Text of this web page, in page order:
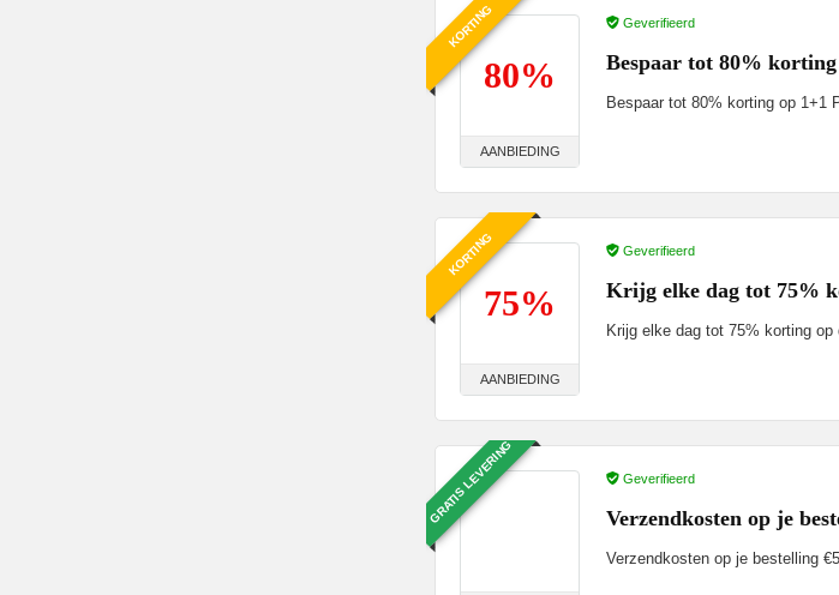
KORTING
80%
AANBIEDING
Geverifieerd
Bespaar tot 80%
Bespaar tot 80% korting op 1+1
KORTING
75%
AANBIEDING
Geverifieerd
Krijg elke dag tot 75%
Krijg elke dag tot 75% korting
GRATIS LEVERING Geverifieerd
Verzendkosten op je
Verzendkosten op je bestelling